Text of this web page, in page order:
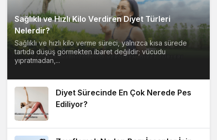
Sağlıklı ve Hızlı Kilo Verdiren Diyet Türleri
Nelerdir?
Sağlıklı ve hızlı kilo verme süreci, yalnızca kısa sürede
tartıda düşüş görmekten ibaret değildir; vücudu
yıpratmadan,...
Diyet Sürecinde En Çok Nerede Pes
Ediliyor?